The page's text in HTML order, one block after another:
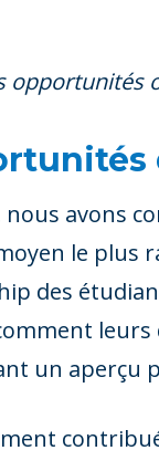
avons
le plus
des
un aperçu